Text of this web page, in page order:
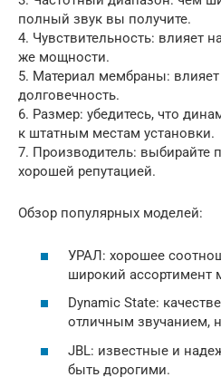
полный звук вы получите.
4. Чувствительность: влияет
же мощности.
5. Материал мембраны: влияет
долговечность.
6. Размер: убедитесь, что
к штатным местам установки.
7. Производитель: выбирайте
хорошей репутацией.
Обзор популярных моделей:
УРАЛ: хорошее
широкий ассортимент
Dynamic State:
отличным звучанием,
JBL: известные и
быть дорогими.